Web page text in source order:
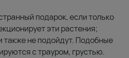
подарок, если только
эти растения;
также не подойдут. Подобные
с трауром, грустью.